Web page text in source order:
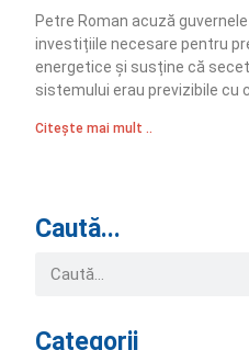
Petre Roman acuză
investițiile necesare pentru
energetice și susține că
sistemului erau previzibile cu
Citește mai mult ..
Caută...
Categorii